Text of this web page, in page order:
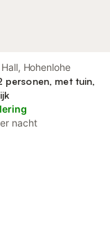
Hohenlohe
personen, met tuin,
nacht